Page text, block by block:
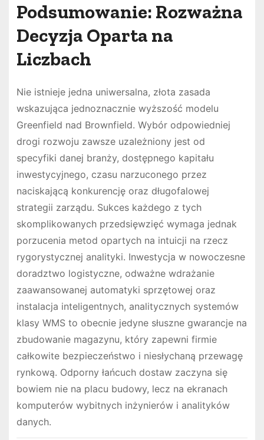
Podsumowanie: Rozważna
Decyzja Oparta na
Liczbach
Nie istnieje jedna uniwersalna, złota zasada
wskazująca jednoznacznie wyższość modelu
Greenfield nad Brownfield. Wybór odpowiedniej
drogi rozwoju zawsze uzależniony jest od
specyfiki danej branży, dostępnego kapitału
inwestycyjnego, czasu narzuconego przez
naciskającą konkurencję oraz długofalowej
strategii zarządu. Sukces każdego z tych
skomplikowanych przedsięwzięć wymaga jednak
porzucenia metod opartych na intuicji na rzecz
rygorystycznej analityki. Inwestycja w nowoczesne
doradztwo logistyczne, odważne wdrażanie
zaawansowanej automatyki sprzętowej oraz
instalacja inteligentnych, analitycznych systemów
klasy WMS to obecnie jedyne słuszne gwarancje na
zbudowanie magazynu, który zapewni firmie
całkowite bezpieczeństwo i niesłychaną przewagę
rynkową. Odporny łańcuch dostaw zaczyna się
bowiem nie na placu budowy, lecz na ekranach
komputerów wybitnych inżynierów i analityków
danych.